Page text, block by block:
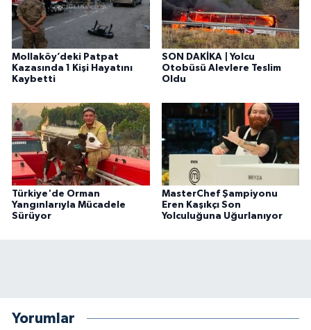
Mollaköy’deki Patpat
Kazasında 1 Kişi Hayatını
Kaybetti
SON DAKİKA | Yolcu
Otobüsü Alevlere Teslim
Oldu
Türkiye'de Orman
Yangınlarıyla Mücadele
Sürüyor
MasterChef Şampiyonu
Eren Kaşıkçı Son
Yolculuğuna Uğurlanıyor
Yorumlar